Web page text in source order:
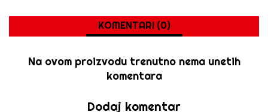
KOMENTARI (0)
Na ovom proizvodu trenutno nema unetih
komentara
Dodaj komentar